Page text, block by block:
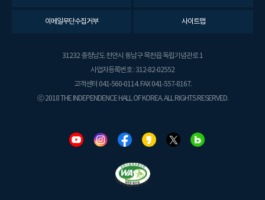
이메일무단수집거부 사이트맵
31232 충청남도 천안시 동남구 목천읍 독립기념관로 1
사업자등록번호 : 312-82-02552
고객센터 041-560-0114. FAX 041-557-8167.
ⓒ 2018 THE INDEPENDENCE HALL OF KOREA. ALL RIGHTS RESERVED.